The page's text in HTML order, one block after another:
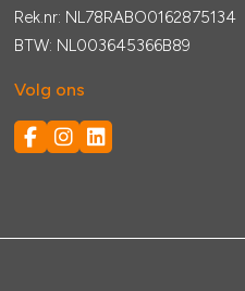
Rek.nr: NL78RABO0162875134
BTW: NL003645366B89
Volg ons